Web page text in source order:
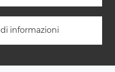
informazioni